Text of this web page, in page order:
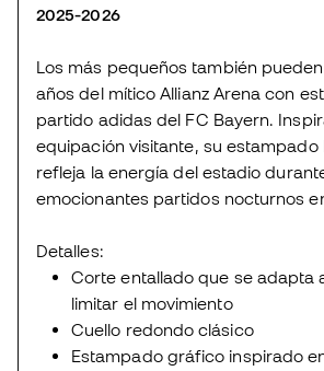
2025-2026
Los más pequeños también
años del mítico Allianz Arena con
partido adidas del FC Bayern.
equipación visitante, su estampado
refleja la energía del estadio
emocionantes partidos nocturnos
Detalles:
Corte entallado que se adapta
limitar el movimiento
Cuello redondo clásico
Estampado gráfico inspirado